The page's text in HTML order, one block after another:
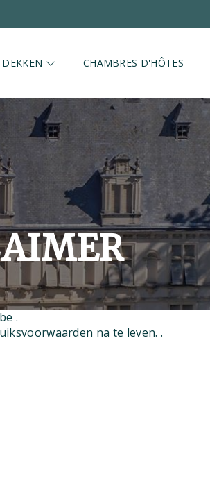
CHAMBRES D'HÔTES
.
na te leven. .